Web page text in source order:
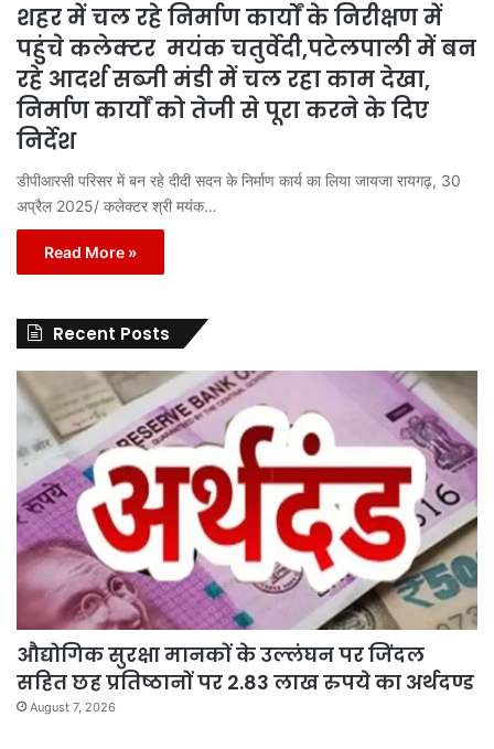
शहर में चल रहे निर्माण कार्यों के निरीक्षण में
पहुंचे कलेक्टर मयंक चतुर्वेदी,पटेलपाली में बन
रहे आदर्श सब्जी मंडी में चल रहा काम देखा,
निर्माण कार्यों को तेजी से पूरा करने के दिए
निर्देश
डीपीआरसी परिसर में बन रहे दीदी सदन के निर्माण कार्य का लिया जायजा रायगढ़, 30
अप्रैल 2025/ कलेक्टर श्री मयंक…
Read More »
Recent Posts
औद्योगिक सुरक्षा मानकों के उल्लंघन पर जिंदल
सहित छह प्रतिष्ठानों पर 2.83 लाख रुपये का अर्थदण्ड
August 7, 2026